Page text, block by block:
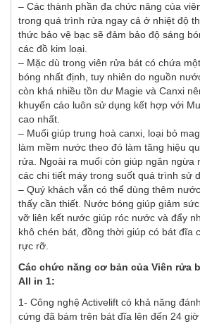
– Các thành phần đa chức năng của
trong quá trình rửa ngay cả ở nhiệt độ
thức bảo vệ bạc sẽ đảm bảo độ sáng
các đồ kim loại.
– Mặc dù trong viên rửa bát có chứa
bóng nhất định, tuy nhiên do nguồn
còn khá nhiều tồn dư Magie và Canxi
khuyến cáo luôn sử dụng kết hợp với
cao nhất.
– Muối giúp trung hoà canxi, loại bỏ
làm mềm nước theo đó làm tăng hiệu
rửa. Ngoài ra muối còn giúp ngăn ngừa
các chi tiết máy trong suốt quá trình sử
– Quý khách vẫn có thể dùng thêm
thấy cần thiết. Nước bóng giúp giảm
vỡ liên kết nước giúp róc nước và đẩy
khô chén bát, đồng thời giúp có bát đĩa
rực rỡ.
Các chức năng cơ bản của Viên rửa
All in 1:
1- Công nghệ Activelift có khả năng
cứng đã bám trên bát đĩa lên đến 24